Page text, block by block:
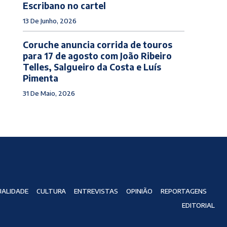
Escribano no cartel
13 De Junho, 2026
Coruche anuncia corrida de touros
para 17 de agosto com João Ribeiro
Telles, Salgueiro da Costa e Luís
Pimenta
31 De Maio, 2026
CULTURA ENTREVISTAS OPINIÃO
REPORTAGENS
EDITORIAL